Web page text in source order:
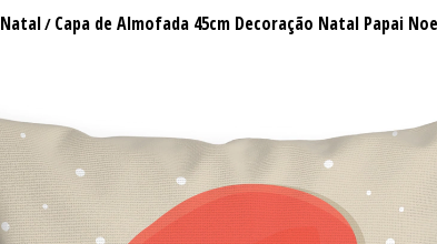
Natal/ Capa de Almofada 45cm Decoração Natal Papai